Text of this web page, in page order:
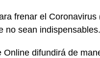
frenar el
no sean indispensables.
difundirá de